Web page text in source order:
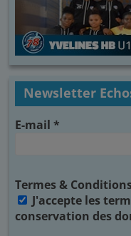
Newsletter
E-mail*
Termes &
J'accepte les
conservation des